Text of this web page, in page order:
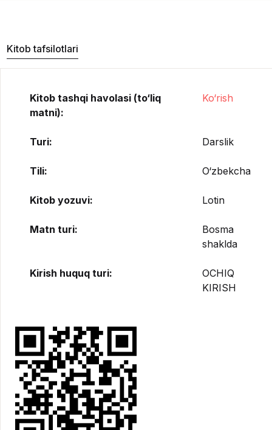
Kitob tafsilotlari
Kitob tashqi havolasi (to‘liq
matni):
Ko‘rish
Turi: Darslik
Tili: O‘zbekcha
Kitob yozuvi: Lotin
Matn turi:
Bosma
shaklda
Kirish huquq turi:
OCHIQ
KIRISH